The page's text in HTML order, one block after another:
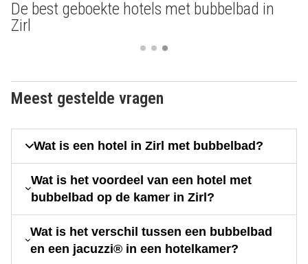
De best geboekte hotels met bubbelbad in
Zirl
Meest gestelde vragen
Wat is een hotel in Zirl met bubbelbad?
Wat is het voordeel van een hotel met
bubbelbad op de kamer in Zirl?
Wat is het verschil tussen een bubbelbad
en een jacuzzi® in een hotelkamer?